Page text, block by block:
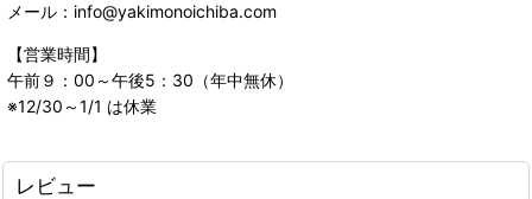
メール：info@yakimonoichiba.com
【営業時間】
午前９：00～午後5：30（年中無休）
※12/30～1/1 は休業
レビュー